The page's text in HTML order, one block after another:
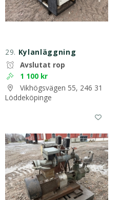
29. Kylanläggning
Avslutat rop
1 100 kr
Vikhögsvägen 55, 246 31
Löddeköpinge